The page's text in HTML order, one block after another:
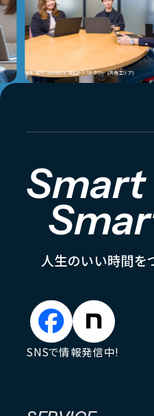
影場所: WeWork 城山トラストタワー (共有エリア)
Smart
人生のいい時間を
SNSで情報発信中!